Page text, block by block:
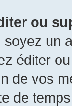
ou
un
éditer
de vos
de